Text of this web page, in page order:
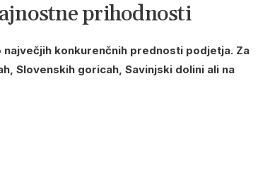
prihodnosti
konkurenčnih prednosti podjetja. Za
Slovenskih goricah, Savinjski dolini ali na